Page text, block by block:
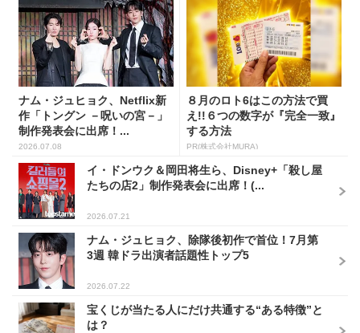
ナム・ジュヒョク、Netflix新
作「トングン －呪いの宮－」
制作発表会に出席！...
2026.07.08
８月のロト6はこの方法で買
え!!６つの数字が『完全一致』
する方法
PR(株式会社MURA)
イ・ドンウク＆岡田将生ら、Disney+「殺し屋
たちの店2」制作発表会に出席！(...
2026.07.21
ナム・ジュヒョク、除隊後初作で首位！7月第
3週 韓ドラ出演者話題性トップ5
2026.07.22
宝くじが当たる人にだけ共通する“ある特徴”と
は？